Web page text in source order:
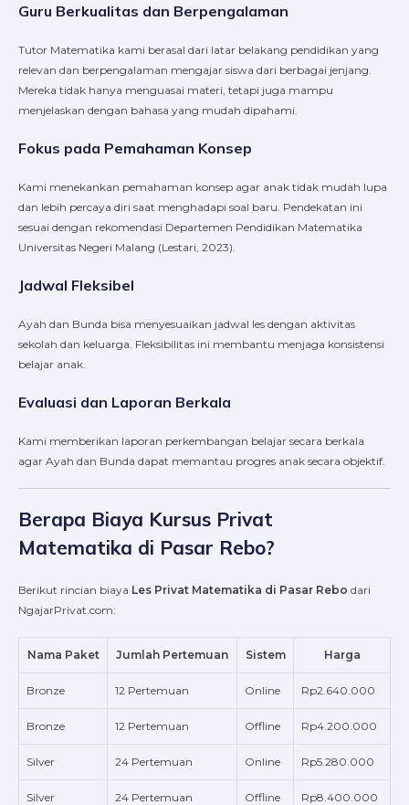
Guru Berkualitas dan Berpengalaman
Tutor Matematika kami berasal dari latar belakang pendidikan yang
relevan dan berpengalaman mengajar siswa dari berbagai jenjang.
Mereka tidak hanya menguasai materi, tetapi juga mampu
menjelaskan dengan bahasa yang mudah dipahami.
Fokus pada Pemahaman Konsep
Kami menekankan pemahaman konsep agar anak tidak mudah lupa
dan lebih percaya diri saat menghadapi soal baru. Pendekatan ini
sesuai dengan rekomendasi Departemen Pendidikan Matematika
Universitas Negeri Malang (Lestari, 2023).
Jadwal Fleksibel
Ayah dan Bunda bisa menyesuaikan jadwal les dengan aktivitas
sekolah dan keluarga. Fleksibilitas ini membantu menjaga konsistensi
belajar anak.
Evaluasi dan Laporan Berkala
Kami memberikan laporan perkembangan belajar secara berkala
agar Ayah dan Bunda dapat memantau progres anak secara objektif.
Berapa Biaya Kursus Privat
Matematika di Pasar Rebo?
Berikut rincian biaya Les Privat Matematika di Pasar Rebo dari
NgajarPrivat.com:
Nama Paket Jumlah Pertemuan Sistem Harga
Bronze 12 Pertemuan Online Rp2.640.000
Bronze 12 Pertemuan Offline Rp4.200.000
Silver 24 Pertemuan Online Rp5.280.000
Silver 24 Pertemuan Offline Rp8.400.000